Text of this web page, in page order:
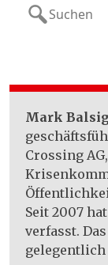
for:
Mark
Crossing
Seit 2007
verfasst.
gelegentlich